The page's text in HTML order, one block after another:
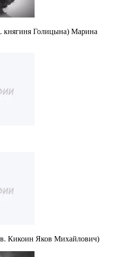
княгиня Голицына) Марина
Кикоин Яков Михайлович)